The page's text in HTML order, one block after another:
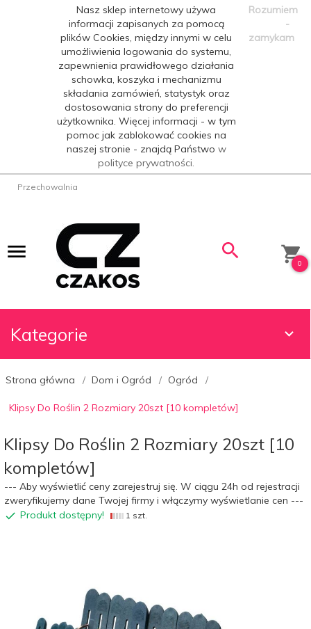
Nasz sklep internetowy używa
informacji zapisanych za pomocą
plików Cookies, między innymi w celu
umożliwienia logowania do systemu,
zapewnienia prawidłowego działania
schowka, koszyka i mechanizmu
składania zamówień, statystyk oraz
dostosowania strony do preferencji
użytkownika. Więcej informacji - w tym
pomoc jak zablokować cookies na
naszej stronie - znajdą Państwo w
polityce prywatności.
Rozumiem
-
zamykam
Przechowalnia
0
Kategorie
Strona główna Dom i Ogród Ogród
Klipsy Do Roślin 2 Rozmiary 20szt [10 kompletów]
Klipsy Do Roślin 2 Rozmiary 20szt [10
kompletów]
--- Aby wyświetlić ceny zarejestruj się. W ciągu 24h od rejestracji
zweryfikujemy dane Twojej firmy i włączymy wyświetlanie cen ---
Produkt dostępny!
1 szt.